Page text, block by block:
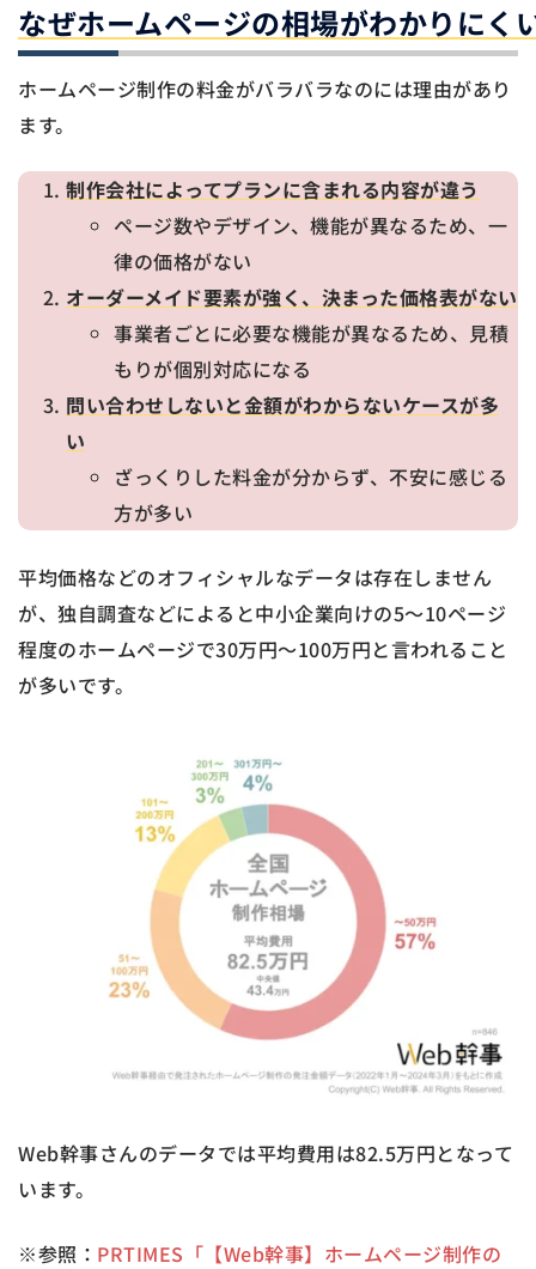
なぜホームページの相場がわかりにく
ホームページ制作の料金がバラバラなのには理由があり
ます。
制作会社によってプランに含まれる内容が違う
ページ数やデザイン、機能が異なるため、一
律の価格がない
オーダーメイド要素が強く、決まった価格表がない
事業者ごとに必要な機能が異なるため、見積
もりが個別対応になる
問い合わせしないと金額がわからないケースが多
い
ざっくりした料金が分からず、不安に感じる
方が多い
平均価格などのオフィシャルなデータは存在しません
が、独自調査などによると中小企業向けの5～10ページ
程度のホームページで30万円～100万円と言われること
が多いです。
Web幹事さんのデータでは平均費用は82.5万円となって
います。
※参照： PRTIMES「【Web幹事】ホームページ制作の